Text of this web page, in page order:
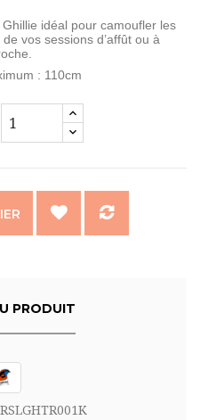
idéal pour camoufler les
vos sessions d’affût ou à
: 110cm
PRODUIT